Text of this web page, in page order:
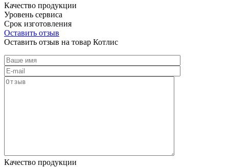
Качество продукции
Уровень сервиса
Срок изготовления
Оставить отзыв
Оставить отзыв на товар Котлис
Качество продукции